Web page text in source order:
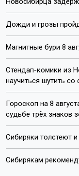
Дожди и грозы
Магнитные бури 8
Стендап-комики из
научиться шутить со
Гороскоп на 8
судьбе трёх знаков
Сибиряки толстеют
Сибирякам